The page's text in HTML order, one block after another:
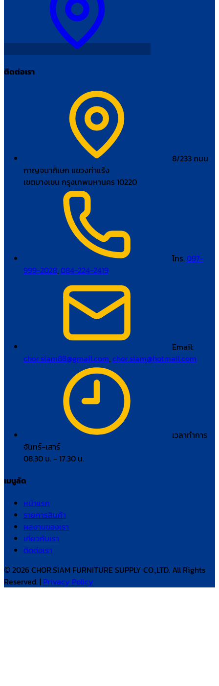
ติดต่อเรา
8/233 ถนน
กาญจนาภิเษก แขวงท่าแร้ง
เขตบางเขน กรุงเทพมหานคร 10220
โทร. 097-
999-2028,084-224-2419
Email:
chor.siam88@gmail.com,chor.siam@hotmail.com
เวลาทำการ
จันทร์–เสาร์
08.30 น. – 17.30 น.
เมนูลัด
หน้าแรก
รายการสินค้า
ผลงานของเรา
เกี่ยวกับเรา
ติดต่อเรา
© 2026 CHOR.SIAM FURNITURE SUPPLY CO.,LTD. All Rights
Reserved. | Privacy Policy